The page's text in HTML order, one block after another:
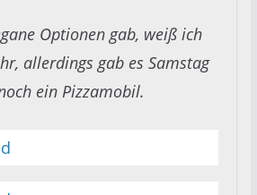
Optionen gab, weiß ich
allerdings gab es Samstag
ein Pizzamobil.